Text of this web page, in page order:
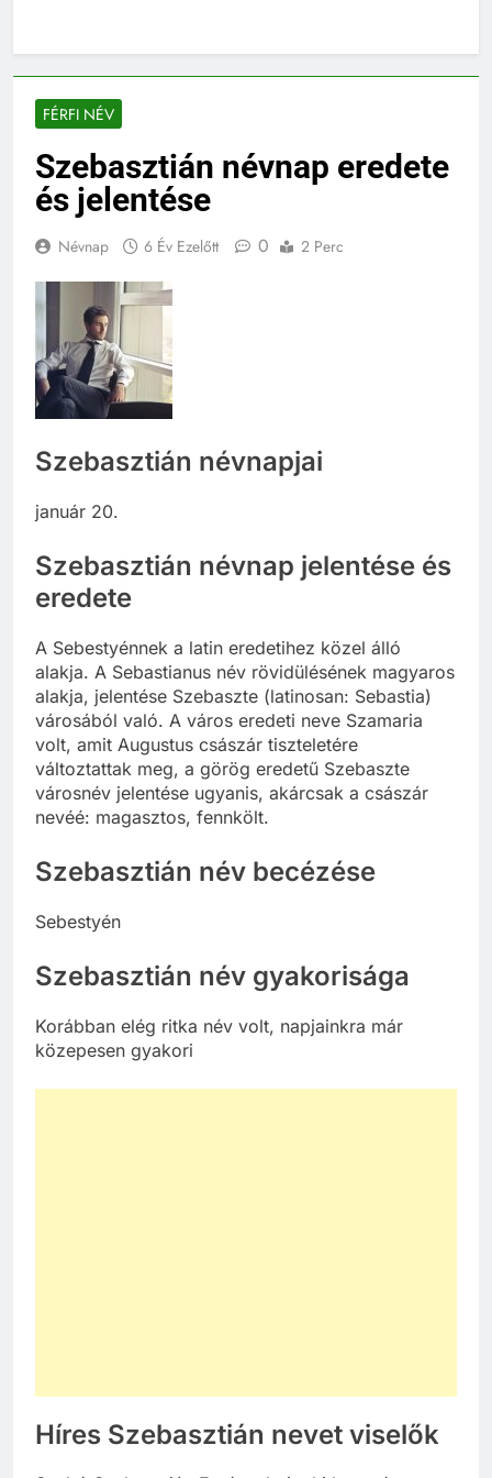
FÉRFI NÉV
Szebasztián névnap eredete
és jelentése
Névnap 6 Év Ezelőtt 0 2 Perc
Szebasztián névnapjai
január 20.
Szebasztián névnap jelentése és
eredete
A Sebestyénnek a latin eredetihez közel álló
alakja. A Sebastianus név rövidülésének magyaros
alakja, jelentése Szebaszte (latinosan: Sebastia)
városából való. A város eredeti neve Szamaria
volt, amit Augustus császár tiszteletére
változtattak meg, a görög eredetű Szebaszte
városnév jelentése ugyanis, akárcsak a császár
nevéé: magasztos, fennkölt.
Szebasztián név becézése
Sebestyén
Szebasztián név gyakorisága
Korábban elég ritka név volt, napjainkra már
közepesen gyakori
Híres Szebasztián nevet viselők